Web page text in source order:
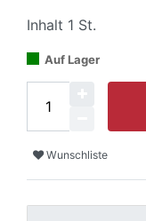
Inhalt 1 St.
Auf Lager
Wunschliste